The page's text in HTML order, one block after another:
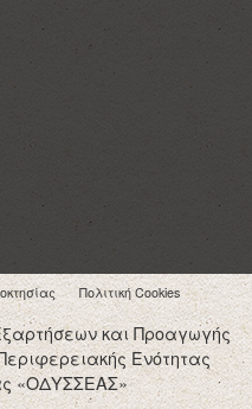
Πολιτική Cookies
και Προαγωγής
Ενότητας
«ΟΔΥΣΣΕΑΣ»